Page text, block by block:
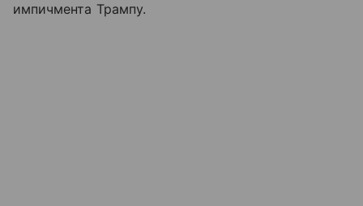
импичмента Трампу.